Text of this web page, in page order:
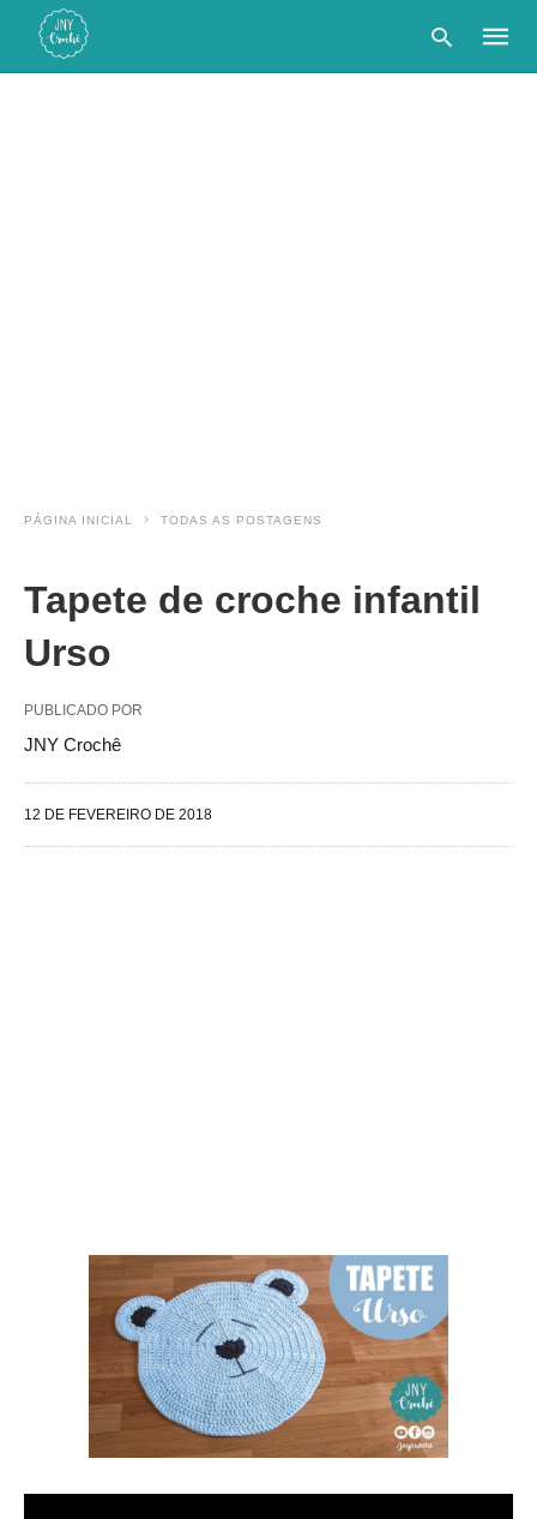
PÁGINA INICIAL TODAS AS POSTAGENS
Tapete de croche infantil
Urso
PUBLICADO POR
JNY Crochê
12 DE FEVEREIRO DE 2018